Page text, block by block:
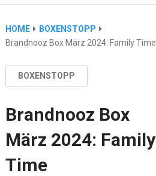
HOME
BOXENSTOPP
Brandnooz Box März 2024: Family Time
BOXENSTOPP
Brandnooz Box
März 2024: Family
Time